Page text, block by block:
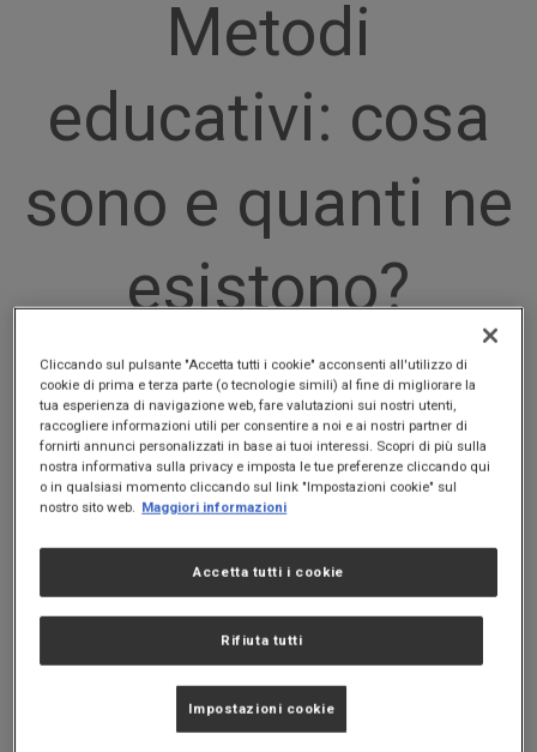
Metodi
educativi: cosa
sono e quanti ne
esistono?
Diventare genitori dovrebbe coincidere con la presa di
coscienza che il neonato dipenderà dagli adulti che se ne
prenderanno cura almeno fino all’età adulta. Il neonato sarà
Cliccando sul pulsante "Accetta tutti i cookie" acconsenti all'utilizzo di
cookie di prima e terza parte (o tecnologie simili) al fine di migliorare la
tua esperienza di navigazione web, fare valutazioni sui nostri utenti,
raccogliere informazioni utili per consentire a noi e ai nostri partner di
fornirti annunci personalizzati in base ai tuoi interessi. Scopri di più sulla
nostra informativa sulla privacy e imposta le tue preferenze cliccando qui
o in qualsiasi momento cliccando sul link "Impostazioni cookie" sul
nostro sito web. Maggiori informazioni
Rifiuta tutti
Accetta tutti i cookie
Impostazioni cookie